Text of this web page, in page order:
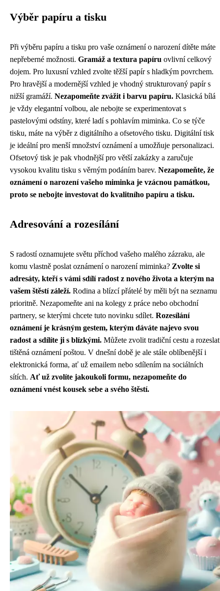
Výběr papíru a tisku
Při výběru papíru a tisku pro vaše oznámení o narození dítěte máte
nepřeberné možnosti. Gramáž a textura papíru ovlivní celkový
dojem. Pro luxusní vzhled zvolte těžší papír s hladkým povrchem.
Pro hravější a modernější vzhled je vhodný strukturovaný papír s
nižší gramáží. Nezapomeňte zvážit i barvu papíru. Klasická bílá
je vždy elegantní volbou, ale nebojte se experimentovat s
pastelovými odstíny, které ladí s pohlavím miminka. Co se týče
tisku, máte na výběr z digitálního a ofsetového tisku. Digitální tisk
je ideální pro menší množství oznámení a umožňuje personalizaci.
Ofsetový tisk je pak vhodnější pro větší zakázky a zaručuje
vysokou kvalitu tisku s věrným podáním barev. Nezapomeňte, že
oznámení o narození vašeho miminka je vzácnou památkou,
proto se nebojte investovat do kvalitního papíru a tisku.
Adresování a rozesílání
S radostí oznamujete světu příchod vašeho malého zázraku, ale
komu vlastně poslat oznámení o narození miminka? Zvolte si
adresáty, kteří s vámi sdílí radost z nového života a kterým na
vašem štěstí záleží. Rodina a blízcí přátelé by měli být na seznamu
prioritně. Nezapomeňte ani na kolegy z práce nebo obchodní
partnery, se kterými chcete tuto novinku sdílet. Rozesílání
oznámení je krásným gestem, kterým dáváte najevo svou
radost a sdílíte ji s blízkými. Můžete zvolit tradiční cestu a rozeslat
tištěná oznámení poštou. V dnešní době je ale stále oblíbenější i
elektronická forma, ať už emailem nebo sdílením na sociálních
sítích. Ať už zvolíte jakoukoli formu, nezapomeňte do
oznámení vnést kousek sebe a svého štěstí.